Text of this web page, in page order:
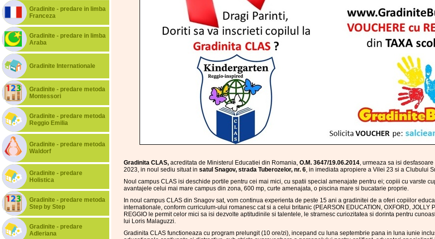
Gradinite - predare in limba
Franceza
Gradinite - predare in limba
Araba
Gradinite Internationale
Gradinite - predare metoda
Montessori
Gradinite - predare metoda
Reggio Emilia
Gradinite - predare metoda
Waldorf
Gradinite - predare
Holistica
Gradinite - predare metoda
Step by Step
Gradinite - predare
Adleriana
Gradinita CLAS, acreditata de Ministerul Educatiei din Romania, O.M. 3647/19.06.2014, urmeaza sa isi
2023, in noul sediu situat in satul Snagov, strada Tuberozelor, nr. 6, in imediata apropiere a Vilei 23 si a Clubului
Noul campus CLAS isi deschide portile pentru cei mai mici, cu spatii special amenajate pentru ei; copiii cu varste
avantajele celui mai mare campus din zona, 600 mp, curte amenajata, o piscina mare si bucatarie proprie.
In noul campus CLAS din Snagov sat, vom continua experienta de peste 15 ani a gradinitei de a oferi copiilor
internationale, conform curriculum-ului romanesc cat si a celui britanic (PEARSON EDUCATION, OXFORD, JOLLY
REGGIO le permit celor mici sa isi dezvolte aptitudinile si talentele, le strarnesc curiozitatea si dorinta pentru
lui Loris Malaguzzi.
Gradinita CLAS functioneaza cu program prelungit (10 ore/zi), incepand cu luna septembrie pana in luna iunie